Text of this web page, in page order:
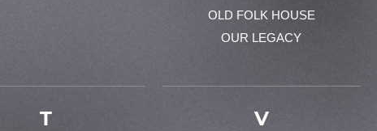
OLD FOLK HOUSE
OUR LEGACY
T V